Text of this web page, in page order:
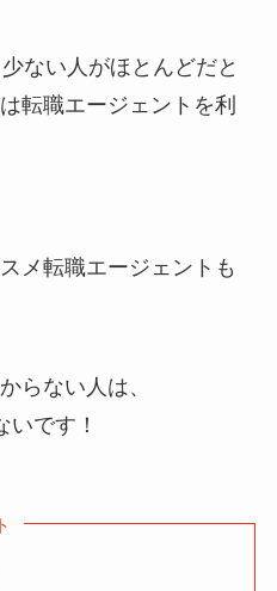
ない人がほとんどだと
転職エージェントを利
メ転職エージェントも
らない人は、
いです！